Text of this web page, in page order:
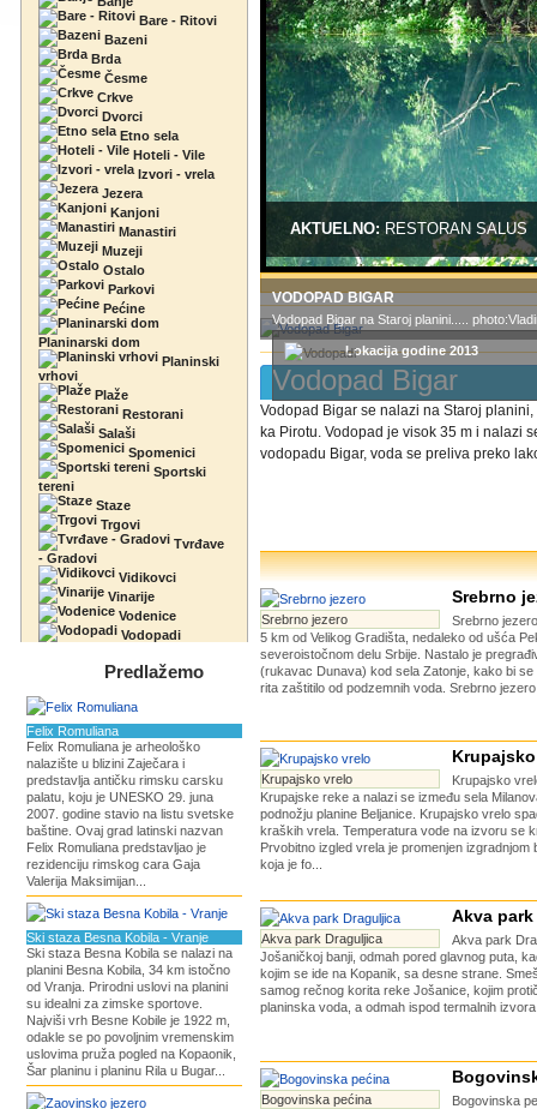
Bare - Ritovi
Bazeni
Brda
Česme
Crkve
Dvorci
Etno sela
Hoteli - Vile
Izvori - vrela
Jezera
Kanjoni
Manastiri
Muzeji
Ostalo
Parkovi
Pećine
Planinarski dom
Planinski
vrhovi
Plaže
Restorani
Salaši
Spomenici
Sportski
tereni
Staze
Trgovi
Tvrđave
- Gradovi
Vidikovci
Vinarije
Vodenice
Vodopadi
Predlažemo
Felix Romuliana
Felix Romuliana je arheološko
nalazište u blizini Zaječara i
predstavlja antičku rimsku carsku
palatu, koju je UNESKO 29. juna
2007. godine stavio na listu svetske
baštine. Ovaj grad latinski nazvan
Felix Romuliana predstavljao je
rezidenciju rimskog cara Gaja
Valerija Maksimijan...
Ski staza Besna Kobila - Vranje
Ski staza Besna Kobila se nalazi na
planini Besna Kobila, 34 km istočno
od Vranja. Prirodni uslovi na planini
su idealni za zimske sportove.
Najviši vrh Besne Kobile je 1922 m,
odakle se po povoljnim vremenskim
uslovima pruža pogled na Kopaonik,
Šar planinu i planinu Rila u Bugar...
AKTUELNO:RESTORAN SALUS
Lokacija godine 2013
VODOPAD BIGAR
Vodopad Bigar na Staroj planini.....
Vodopad Bigar
Vodopad Bigar se nalazi na Staroj
ka Pirotu. Vodopad je visok 35 m i nalazi
vodopadu Bigar, voda se preliva preko
Srebrno jezero
Srebrno
Srebrno
5 km od Velikog Gradišta, nedaleko od ušća
severoistočnom delu Srbije. Nastalo je
(rukavac Dunava) kod sela Zatonje, kako bi se
rita zaštitilo od podzemnih voda. Srebrno
Krupajsko vrelo
Krupajsko
Krupajske reke a nalazi se između sela
podnožju planine Beljanice. Krupajsko vrelo
kraških vrela. Temperatura vode na izvoru se
Prvobitno izgled vrela je promenjen izgradnjom
koja je fo...
Akva park Draguljica
Akva
Akva park
Jošaničkoj banji, odmah pored glavnog puta,
kojim se ide na Kopanik, sa desne strane.
samog rečnog korita reke Jošanice, kojim
planinska voda, a odmah ispod termalnih
Bogovinska pećina
Bogovinska